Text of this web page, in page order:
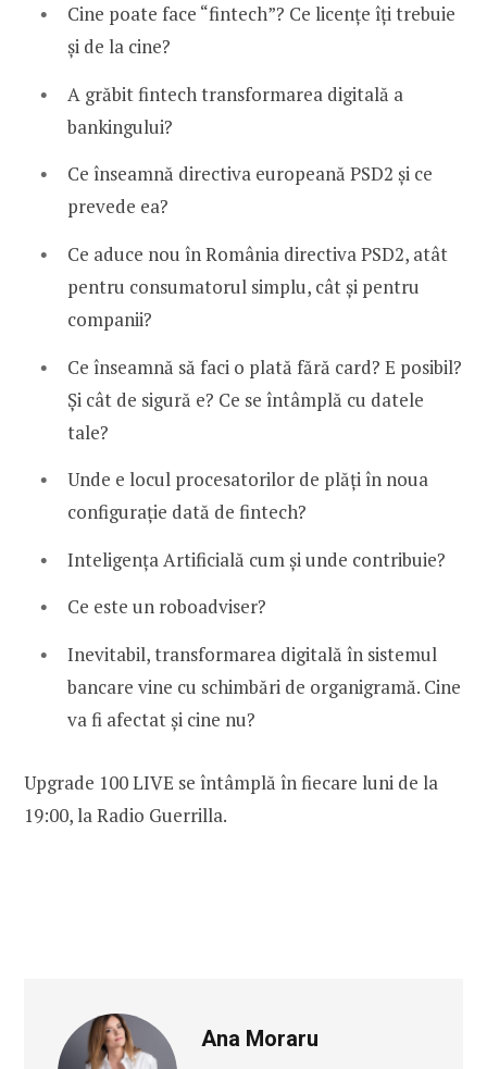
Cine poate face “fintech”? Ce licențe îți trebuie
și de la cine?
A grăbit fintech transformarea digitală a
bankingului?
Ce înseamnă directiva europeană PSD2 și ce
prevede ea?
Ce aduce nou în România directiva PSD2, atât
pentru consumatorul simplu, cât și pentru
companii?
Ce înseamnă să faci o plată fără card? E posibil?
Și cât de sigură e? Ce se întâmplă cu datele
tale?
Unde e locul procesatorilor de plăți în noua
configurație dată de fintech?
Inteligența Artificială cum și unde contribuie?
Ce este un roboadviser?
Inevitabil, transformarea digitală în sistemul
bancare vine cu schimbări de organigramă. Cine
va fi afectat și cine nu?
Upgrade 100 LIVE se întâmplă în fiecare luni de la
19:00, la Radio Guerrilla.
Ana Moraru